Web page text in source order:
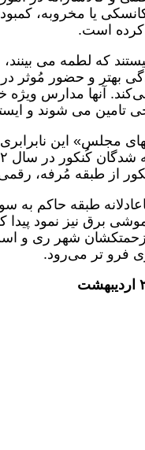
یا مخروبه،
کرده است.
که لطمه می
بهتر و حضور
آنها مدارس ویژه
تامین می شوند و
مجلس» این
مُرفه، رقمی نزدیک به ۳۵درصد
طبقه حاکم به
برق نیز نمود
شهر ری و
فرو تر می‌رود.